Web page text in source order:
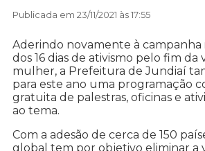
Publicada em 23/11/2021 às 17:55
Aderindo novamente à campanha
dos 16 dias de ativismo pelo fim da
mulher, a Prefeitura de Jundiaí
para este ano uma programação
gratuita de palestras, oficinas e
ao tema.
Com a adesão de cerca de 150
global tem por objetivo eliminar a